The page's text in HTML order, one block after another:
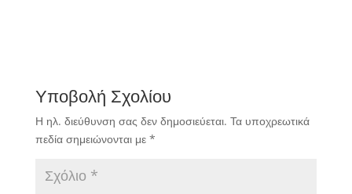
Υποβολή Σχολίου
Η ηλ. διεύθυνση σας δεν δημοσιεύεται. Τα υποχρεωτικά
πεδία σημειώνονται με *